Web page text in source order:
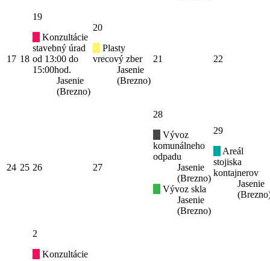
17 18
19
Konzultácie
stavebný úrad
od 13:00 do
15:00hod.
Jasenie
(Brezno)
20
Plasty
vrecový zber
Jasenie
(Brezno)
21 22
24 25 26 27
28
Vývoz
komunálneho
odpadu
Jasenie
(Brezno)
Vývoz skla
Jasenie
(Brezno)
29
Areál
stojiska
kontajnerov
Jasenie
2
Konzultácie